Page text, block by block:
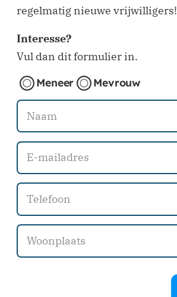
regelmatig nieuwe vrijwilligers!
Interesse?
Vul dan dit formulier in.
Meneer Mevrouw